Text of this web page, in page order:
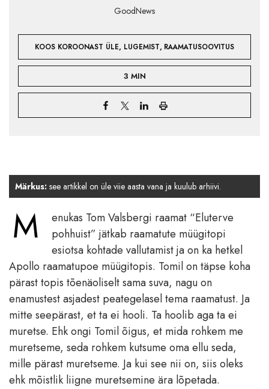
GoodNews
KOOS KOROONAST ÜLE, LUGEMIST, RAAMATUSOOVITUS
3 MIN
Märkus: see artikkel on üle viie aasta vana ja kuulub arhiivi.
M
enukas Tom Valsbergi raamat “Eluterve
pohhuist” jätkab raamatute müügitopi
esiotsa kohtade vallutamist ja on ka hetkel
Apollo raamatupoe müügitopis. Tomil on täpse koha
pärast topis tõenäoliselt sama suva, nagu on
enamustest asjadest peategelasel tema raamatust. Ja
mitte seepärast, et ta ei hooli. Ta hoolib aga ta ei
muretse. Ehk ongi Tomil õigus, et mida rohkem me
muretseme, seda rohkem kutsume oma ellu seda,
mille pärast muretseme. Ja kui see nii on, siis oleks
ehk mõistlik liigne muretsemine ära lõpetada.